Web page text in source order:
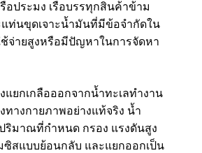
อประมง เรือบรรทุกสินค้าข้าม
แท่นขุดเจาะน้ำมันที่มีข้อจำกัดใน
จ่ายสูงหรือมีปัญหาในการจัดหา
แยกเกลือออกจากน้ำทะเลทำงาน
งทางกายภาพอย่างแท้จริง น้ำ
ริมาณที่กำหนด กรอง แรงดันสูง
ซิสแบบย้อนกลับ และแยกออกเป็น